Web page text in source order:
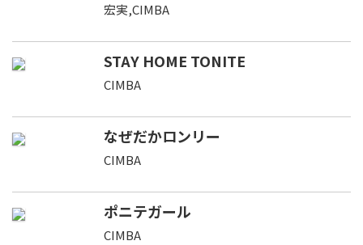
宏実,CIMBA
STAY HOME TONITE
CIMBA
なぜだかロンリー
CIMBA
ポニテガール
CIMBA